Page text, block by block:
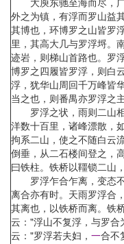
外之为镇，有浮而罗山益
其博也，环博罗之山皆罗
里，其高大几与罗浮埒。
迹岩，则梯山首路也。罗
博罗之四履皆罗浮，则白
浮，犹华山周回千万峰皆
当之也，则番禺亦罗浮之主
罗浮之状，雨则二山相
洋数十百里，诸峰漂散，
拘系二山，使之不随白云
倒垂，从二石楼间登之，
曰铁柱。铁桥以韁锁二山
罗浮乍合乍离，变态不
离合亦有时。天雨罗浮合
其离也，以铁桥而离。铁
云："浮山不复浮，与罗合
云："罗浮若夫妇， 一合不